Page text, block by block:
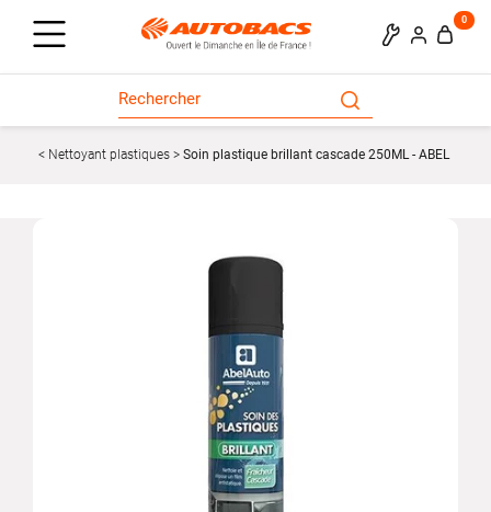
0
Nettoyant plastiques Soin plastique brillant cascade 250ML - ABEL